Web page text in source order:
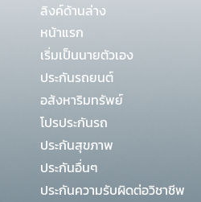
ลิงค์ด้านล่าง
หน้าแรก
เริ่มเป็นนายตัวเอง
ประกันรถยนต์
อสังหาริมทรัพย์
โปรประกันรถ
ประกันสุขภาพ
ประกันอื่นๆ
ประกันความรับผิดต่อวิชาชีพ